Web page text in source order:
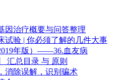
因治疗概要与问答整理
试验 | 你必须了解的几件大事
年版）——36.血友病
汇总目录 与 原则
消除误解，识别骗术